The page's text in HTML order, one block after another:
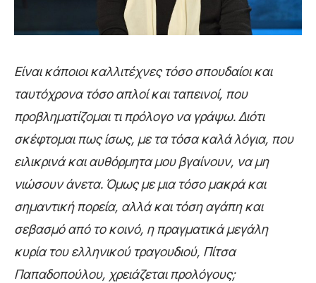
Είναι κάποιοι καλλιτέχνες τόσο σπουδαίοι και
ταυτόχρονα τόσο απλοί και ταπεινοί, που
προβληματίζομαι τι πρόλογο να γράψω. Διότι
σκέφτομαι πως ίσως, με τα τόσα καλά λόγια, που
ειλικρινά και αυθόρμητα μου βγαίνουν, να μη
νιώσουν άνετα. Όμως με μια τόσο μακρά και
σημαντική πορεία, αλλά και τόση αγάπη και
σεβασμό από το κοινό, η πραγματικά μεγάλη
κυρία του ελληνικού τραγουδιού, Πίτσα
Παπαδοπούλου, χρειάζεται προλόγους;